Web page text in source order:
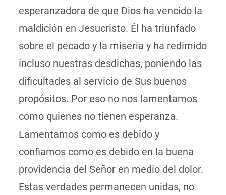
esperanzadora de que Dios ha vencido la
maldición en Jesucristo. Él ha triunfado
sobre el pecado y la miseria y ha redimido
incluso nuestras desdichas, poniendo las
dificultades al servicio de Sus buenos
propósitos. Por eso no nos lamentamos
como quienes no tienen esperanza.
Lamentamos como es debido y
confiamos como es debido en la buena
providencia del Señor en medio del dolor.
Estas verdades permanecen unidas, no